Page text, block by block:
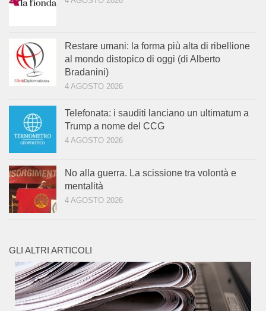
Restare umani: la forma più alta di ribellione
al mondo distopico di oggi (di Alberto
Bradanini)
4 AGOSTO 2026
Telefonata: i sauditi lanciano un ultimatum a
Trump a nome del CCG
4 AGOSTO 2026
No alla guerra. La scissione tra volontà e
mentalità
4 AGOSTO 2026
GLI ALTRI ARTICOLI